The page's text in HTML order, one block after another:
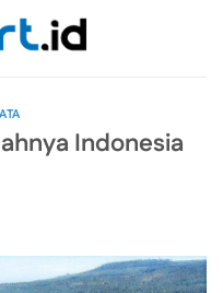
Indonesia